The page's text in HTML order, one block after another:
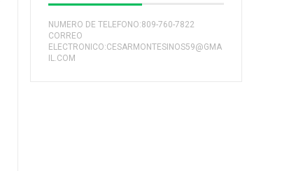
NUMERO DE TELEFONO:809-760-7822
CORREO
ELECTRONICO:CESARMONTESINOS59@GMA
IL.COM